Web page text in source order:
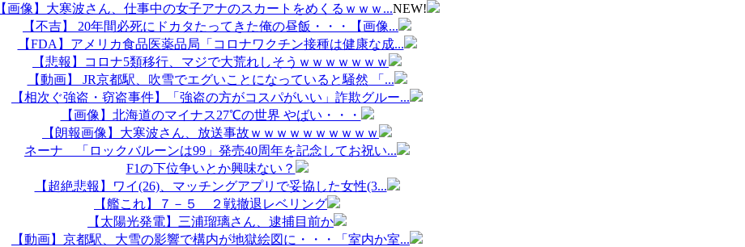
【画像】大寒波さん、仕事中の女子アナのスカートをめくるｗｗｗ...NEW!
【不吉】 20年間必死にドカタたってきた俺の昼飯・・・【画像...
【FDA】アメリカ食品医薬品局「コロナワクチン接種は健康な成...
【悲報】コロナ5類移行、マジで大荒れしそうｗｗｗｗｗｗｗ
【動画】 JR京都駅、吹雪でエグいことになっていると騒然 「...
【相次ぐ強盗・窃盗事件】「強盗の方がコスパがいい」詐欺グルー...
【画像】北海道のマイナス27℃の世界 やばい・・・
【朗報画像】大寒波さん、放送事故ｗｗｗｗｗｗｗｗｗｗ
ネーナ 「ロックバルーンは99」発売40周年を記念してお祝い...
F1の下位争いとか興味ない？
【超絶悲報】ワイ(26)、マッチングアプリで妥協した女性(3...
【艦これ】７－５ ２戦撤退レベリング
【太陽光発電】三浦瑠璃さん、逮捕目前か
【動画】京都駅、大雪の影響で構内が地獄絵図に・・・「室内か室...